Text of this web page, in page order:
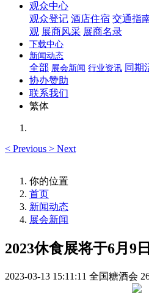
观众中心
观众登记 酒店住宿 交通指
观 展商风采 展商名录
下载中心
新闻动态
全部 展会新闻 行业资讯 同期
协办赞助
联系我们
繁体
< Previous > Next
你的位置
首页
新闻动态
展会新闻
2023休食展将于6月9
2023-03-13 15:11:11 全国糖酒会